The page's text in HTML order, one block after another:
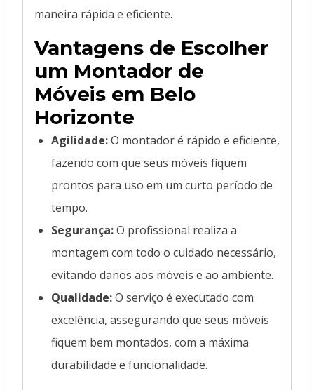
maneira rápida e eficiente.
Vantagens de Escolher
um Montador de
Móveis em Belo
Horizonte
Agilidade:O montador é rápido e eficiente,
fazendo com que seus móveis fiquem
prontos para uso em um curto período de
tempo.
Segurança:O profissional realiza a
montagem com todo o cuidado necessário,
evitando danos aos móveis e ao ambiente.
Qualidade:O serviço é executado com
excelência, assegurando que seus móveis
fiquem bem montados, com a máxima
durabilidade e funcionalidade.